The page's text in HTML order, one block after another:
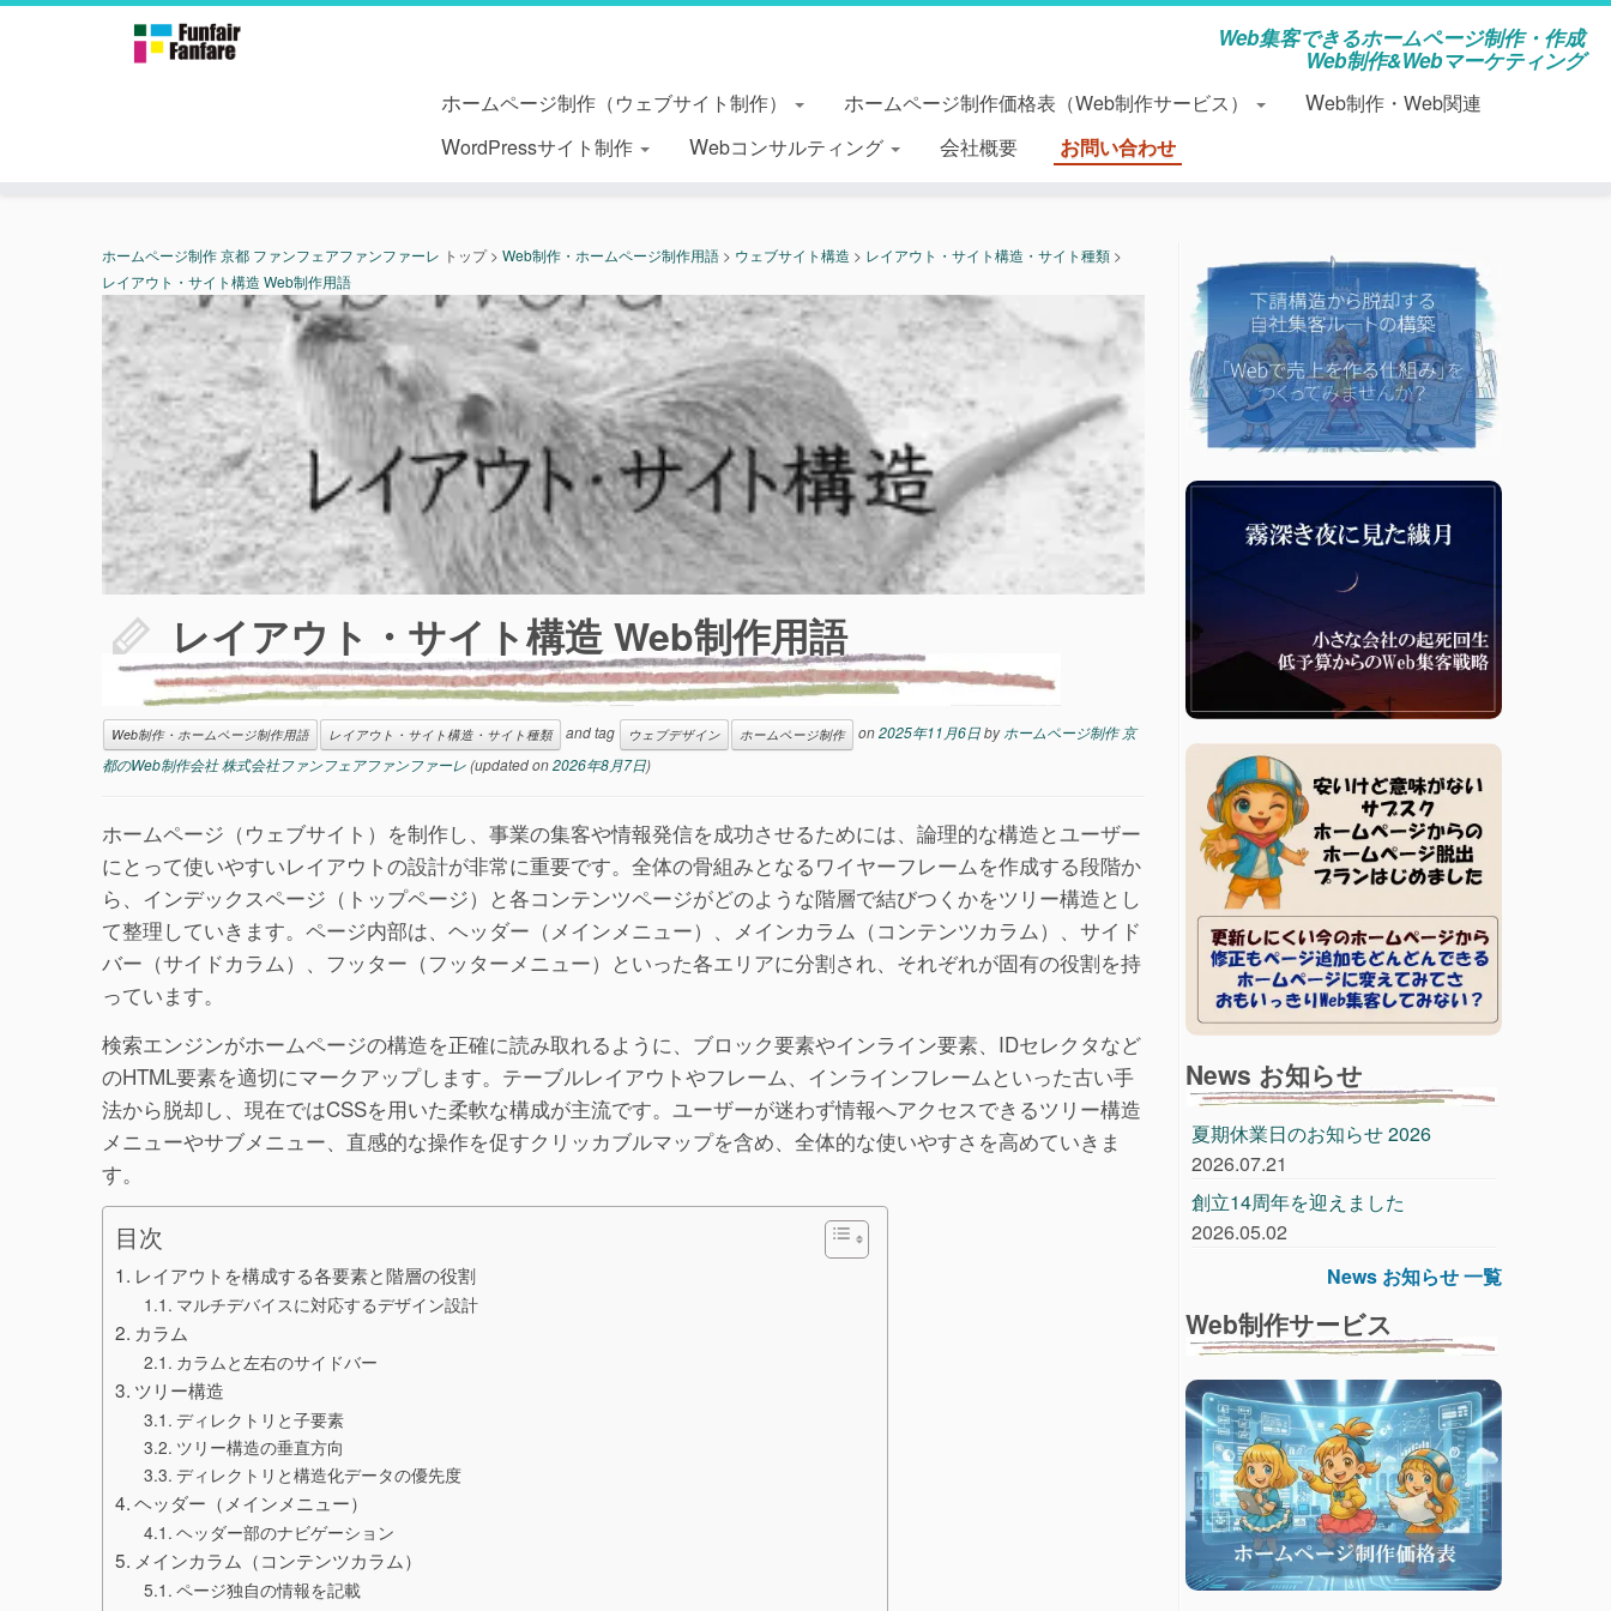
Web集客できるホームページ制作・作成
Web制作&Webマーケティング
ホームページ制作（ウェブサイト制作） ホームページ制作価格表（Web制作サービス）
Web制作・Web関連
WordPressサイト制作
Webコンサルティング 会社概要 お問い合わせ
ホームページ制作 京都 ファンフェアファンファーレ トップ> Web制作・ホームページ制作用語 > ウェブサイト構造 > レイアウト・サイト構造・サイト種類 >
レイアウト・サイト構造 Web制作用語
レイアウト・サイト構造 Web制作用語
Web制作・ホームページ制作用語 レイアウト・サイト構造・サイト種類 and tag ウェブデザイン ホームページ制作 on2025年11月6日byホームページ制作 京
都のWeb制作会社 株式会社ファンフェアファンファーレ(updated on2026年8月7日)
ホームページ（ウェブサイト）を制作し、事業の集客や情報発信を成功させるためには、論理的な構造とユーザー
にとって使いやすいレイアウトの設計が非常に重要です。全体の骨組みとなるワイヤーフレームを作成する段階か
ら、インデックスページ（トップページ）と各コンテンツページがどのような階層で結びつくかをツリー構造とし
て整理していきます。ページ内部は、ヘッダー（メインメニュー）、メインカラム（コンテンツカラム）、サイド
バー（サイドカラム）、フッター（フッターメニュー）といった各エリアに分割され、それぞれが固有の役割を持
っています。
検索エンジンがホームページの構造を正確に読み取れるように、ブロック要素やインライン要素、IDセレクタなど
のHTML要素を適切にマークアップします。テーブルレイアウトやフレーム、インラインフレームといった古い手
法から脱却し、現在ではCSSを用いた柔軟な構成が主流です。ユーザーが迷わず情報へアクセスできるツリー構造
メニューやサブメニュー、直感的な操作を促すクリッカブルマップを含め、全体的な使いやすさを高めていきま
す。
目次
レイアウトを構成する各要素と階層の役割
マルチデバイスに対応するデザイン設計
カラム
カラムと左右のサイドバー
ツリー構造
ディレクトリと子要素
ツリー構造の垂直方向
ディレクトリと構造化データの優先度
ヘッダー（メインメニュー）
ヘッダー部のナビゲーション
メインカラム（コンテンツカラム）
ページ独自の情報を記載
News お知らせ
夏期休業日のお知らせ 2026
2026.07.21
創立14周年を迎えました
2026.05.02
News お知らせ 一覧
Web制作サービス